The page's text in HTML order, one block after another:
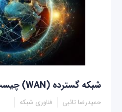
شبکه گسترده (WAN) چیست؟
حمیدرضا تائبی فناوری شبکه